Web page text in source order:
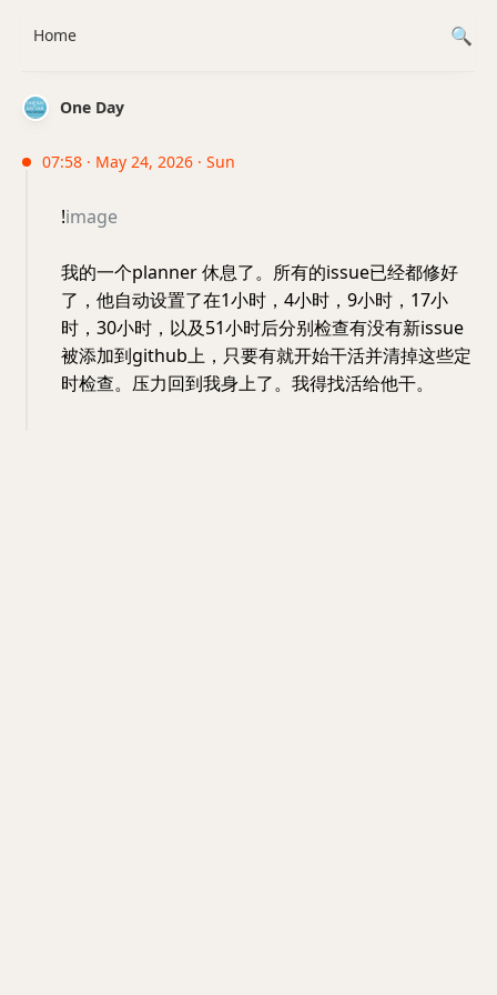
One Day
07:58 · May 24, 2026 · Sun
!image
我的一个planner 休息了。所有的issue已经都修好
了，他自动设置了在1小时，4小时，9小时，17小
时，30小时，以及51小时后分别检查有没有新issue
被添加到github上，只要有就开始干活并清掉这些定
时检查。压力回到我身上了。我得找活给他干。
Home